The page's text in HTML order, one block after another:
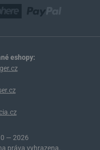
eshopy:
— 2026
práva vyhrazena.